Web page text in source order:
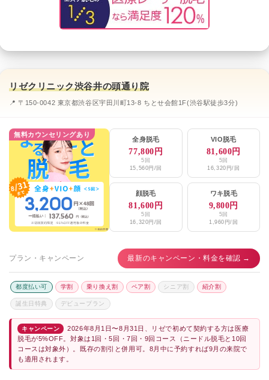
リゼクリニック渋谷井の頭通り院
📍 〒150-0042 東京都渋谷区宇田川町13-8 ちとせ会館1F(渋谷駅徒歩3分)
無料カウンセリングあり
全身脱毛
77,800円
5回
15,560円/回
VIO脱毛
81,600円
5回
16,320円/回
顔脱毛
81,600円
5回
16,320円/回
ワキ脱毛
9,800円
5回
1,960円/回
プラン・キャンペーン 最新のキャンペーン・料金を確認 →
都度払い可 学割 乗り換え割 ペア割 シニア割 紹介割
誕生日特典 デビュープラン
キャンペーン
2026年8月1日〜8月31日、リゼで初めて契約する方は医療
脱毛が5%OFF。対象は1回・5回・7回・9回コース（ニードル脱毛と10回
コースは対象外）。既存の割引と併用可。8月中に予約すれば9月の来院で
も適用されます。